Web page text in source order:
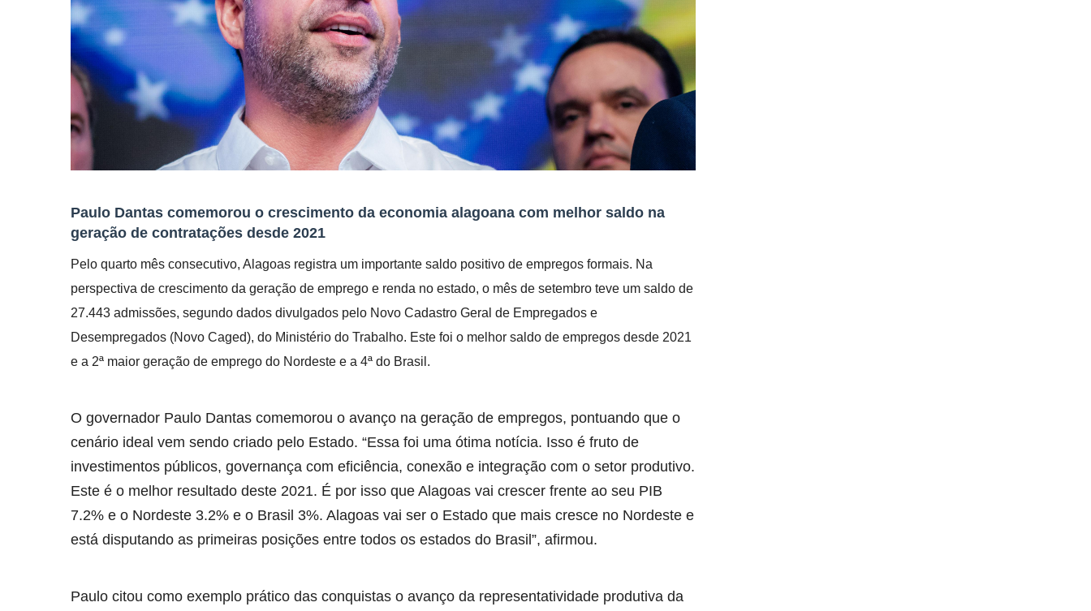
Paulo Dantas comemorou o crescimento da economia alagoana com melhor saldo na
geração de contratações desde 2021
Pelo quarto mês consecutivo, Alagoas registra um importante saldo positivo de empregos formais. Na
perspectiva de crescimento da geração de emprego e renda no estado, o mês de setembro teve um saldo de
27.443 admissões, segundo dados divulgados pelo Novo Cadastro Geral de Empregados e
Desempregados (Novo Caged), do Ministério do Trabalho. Este foi o melhor saldo de empregos desde 2021
e a 2ª maior geração de emprego do Nordeste e a 4ª do Brasil.
O governador Paulo Dantas comemorou o avanço na geração de empregos, pontuando que o
cenário ideal vem sendo criado pelo Estado. “Essa foi uma ótima notícia. Isso é fruto de
investimentos públicos, governança com eficiência, conexão e integração com o setor produtivo.
Este é o melhor resultado deste 2021. É por isso que Alagoas vai crescer frente ao seu PIB
7.2% e o Nordeste 3.2% e o Brasil 3%. Alagoas vai ser o Estado que mais cresce no Nordeste e
está disputando as primeiras posições entre todos os estados do Brasil”, afirmou.
Paulo citou como exemplo prático das conquistas o avanço da representatividade produtiva da